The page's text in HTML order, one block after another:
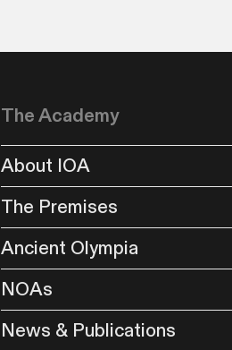
The Academy
About IOA
The Premises
Ancient Olympia
NOAs
News & Publications